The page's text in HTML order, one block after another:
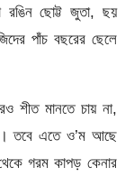
ছোট্ট জুতা, ছয়
পাঁচ বছরের ছেলে
শীত মানতে চায় না,
তবে এতে ও’ম আছে
গরম কাপড় কেনার